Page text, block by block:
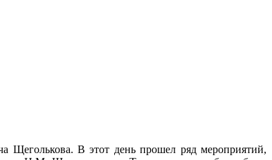
Щеголькова. В этот день прошел ряд мероприятий,